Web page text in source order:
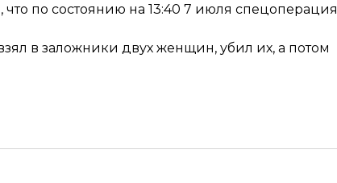
по состоянию на 13:40 7 июля спецоперация
в заложники двух женщин, убил их, а потом